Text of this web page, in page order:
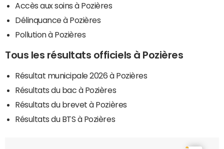
Accès aux soins à Pozières
Délinquance à Pozières
Pollution à Pozières
Tous les résultats officiels à Pozières
Résultat municipale 2026 à Pozières
Résultats du bac à Pozières
Résultats du brevet à Pozières
Résultats du BTS à Pozières